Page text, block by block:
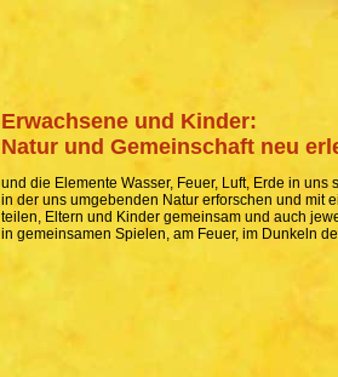
Erwachsene und Kinder:
Natur und Gemeinschaft neu
und die Elemente Wasser, Feuer, Luft, Erde in uns
in der uns umgebenden Natur erforschen und mit
teilen, Eltern und Kinder gemeinsam und auch
in gemeinsamen Spielen, am Feuer, im Dunkeln